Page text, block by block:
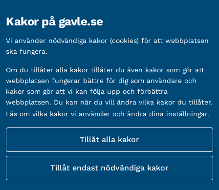
Organisationsnummer: 212000-2338
Bankgironummer: 5888-2333
Fler sätt att följa oss
Kakor på gavle.se
Vi använder nödvändiga kakor (cookies) för att webbplatsen
ska fungera.
Om du tillåter alla kakor tillåter du även kakor som gör att
webbplatsen fungerar bättre för dig som användare och
kakor som gör att vi kan följa upp och förbättra
webbplatsen. Du kan när du vill ändra vilka kakor du tillåter.
Läs om vilka kakor vi använder och ändra dina inställningar.
Tillåt alla kakor
Tillåt endast nödvändiga kakor